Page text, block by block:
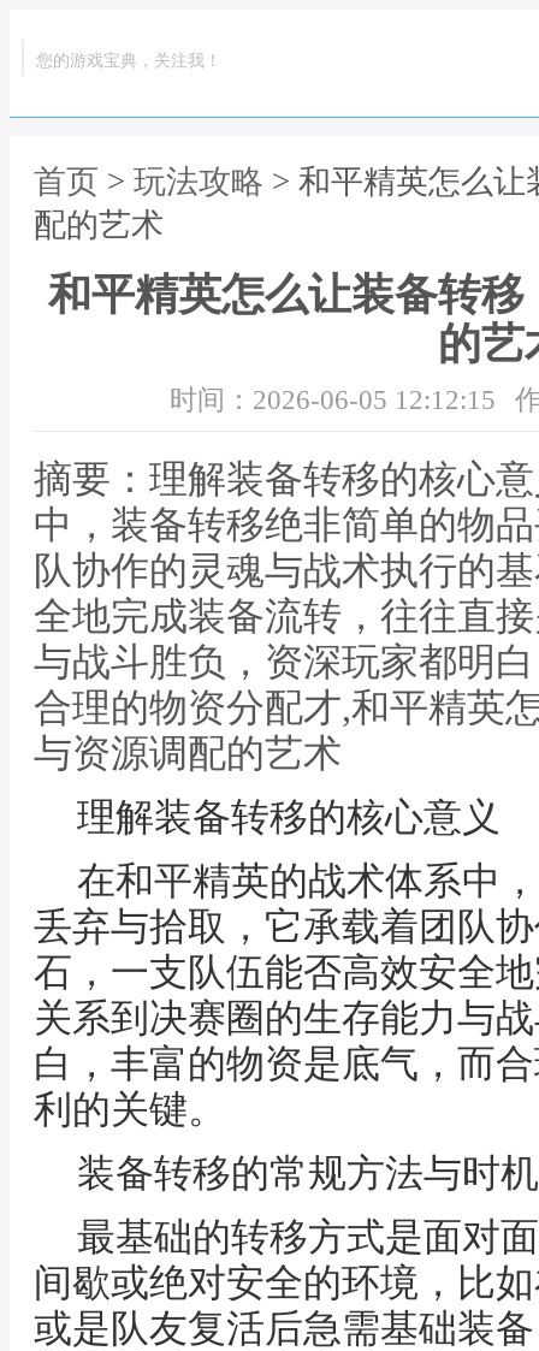
您的游戏宝典，关注我！
首页 > 玩法攻略 > 和平精英怎么
配的艺术
和平精英怎么让装备转
的艺
时间：2026-06-05 12:12:15
摘要：理解装备转移的核心
中，装备转移绝非简单的物
队协作的灵魂与战术执行的
全地完成装备流转，往往直
与战斗胜负，资深玩家都明
合理的物资分配才,和平精英
与资源调配的艺术
理解装备转移的核心意义
在和平精英的战术体系中
丢弃与拾取，它承载着团队
石，一支队伍能否高效安全
关系到决赛圈的生存能力与
白，丰富的物资是底气，而
利的关键。
装备转移的常规方法与时机
最基础的转移方式是面对
间歇或绝对安全的环境，比
或是队友复活后急需基础装